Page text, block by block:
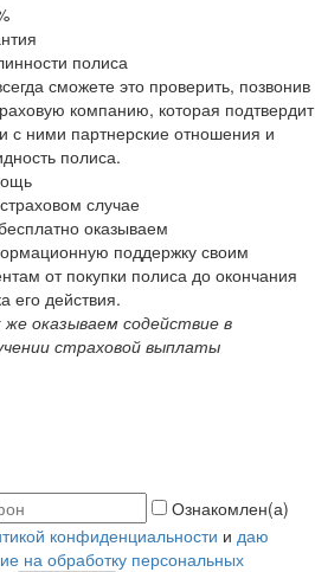
полиса
сможете это проверить, позвонив
компанию, которая подтвердит
с ними партнерские отношения и
полиса.
случае
оказываем
поддержку своим
от покупки полиса до окончания
его действия.
же оказываем содействие в
страховой выплаты
Ознакомлен(а)
конфиденциальности и даю
на обработку персональных